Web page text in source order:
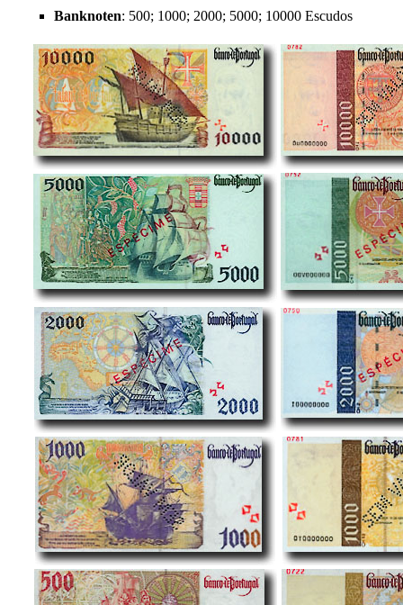
Banknoten: 500; 1000; 2000; 5000; 10000 Escudos